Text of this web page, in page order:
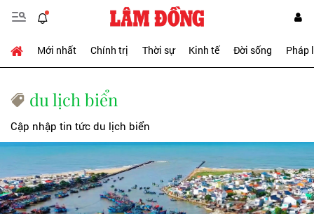
Mới nhất Chính trị Thời sự Kinh tế Đời sống Pháp
du lịch biển
Cập nhập tin tức du lịch biển